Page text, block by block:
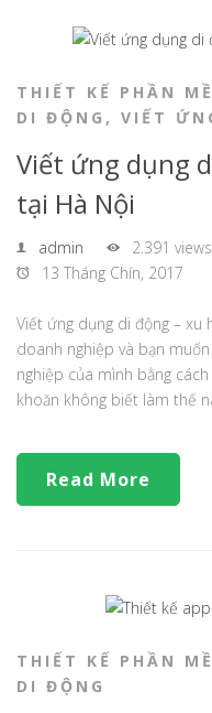
THIẾT KẾ PHẦN
DI ĐỘNG , VIẾT
Viết ứng dụng
tại Hà Nội
admin 2.391 views
13 Tháng Chín, 2017
Viết ứng dụng di động – xu
doanh nghiệp và bạn
nghiệp của mình bằng
khoăn không biết làm thế
Read More
THIẾT KẾ PHẦN
DI ĐỘNG